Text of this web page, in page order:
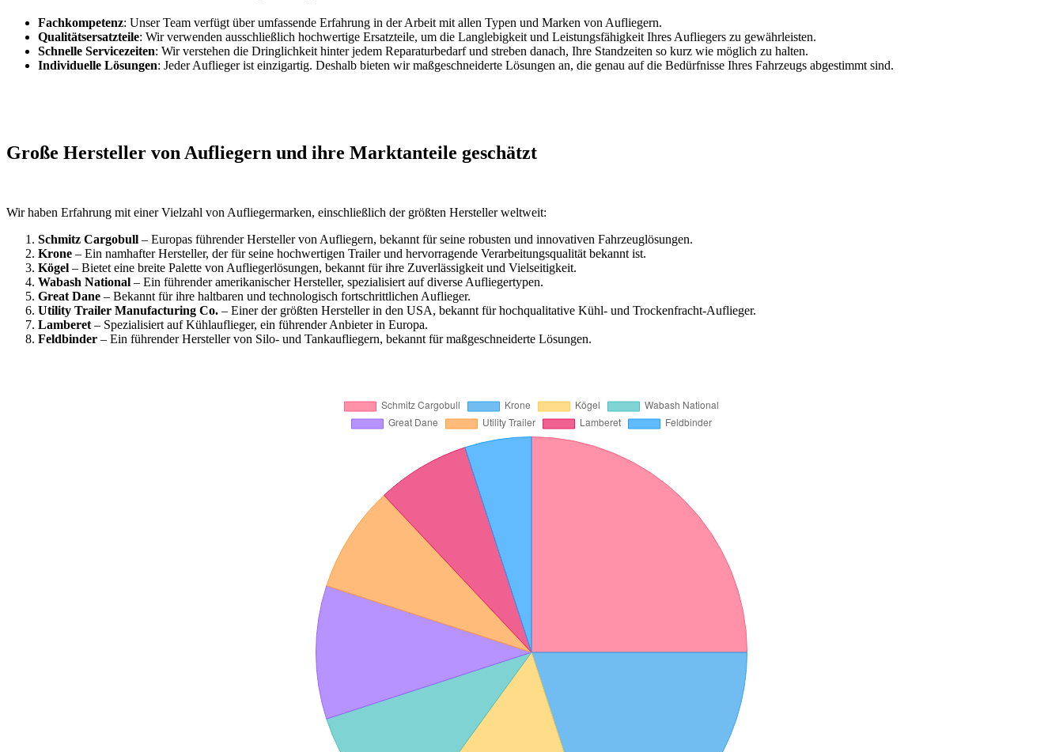
Fachkompetenz: Unser Team verfügt über umfassende Erfahrung in der Arbeit mit allen Typen und Marken von Aufliegern.
Qualitätsersatzteile: Wir verwenden ausschließlich hochwertige Ersatzteile, um die Langlebigkeit und Leistungsfähigkeit Ihres Aufliegers zu gewährleisten.
Schnelle Servicezeiten: Wir verstehen die Dringlichkeit hinter jedem Reparaturbedarf und streben danach, Ihre Standzeiten so kurz wie möglich zu halten.
Individuelle Lösungen: Jeder Auflieger ist einzigartig. Deshalb bieten wir maßgeschneiderte Lösungen an, die genau auf die Bedürfnisse Ihres Fahrzeugs abgestimmt sind.
Große Hersteller von Aufliegern und ihre Marktanteile geschätzt
Wir haben Erfahrung mit einer Vielzahl von Aufliegermarken, einschließlich der größten Hersteller weltweit:
Schmitz Cargobull – Europas führender Hersteller von Aufliegern, bekannt für seine robusten und innovativen Fahrzeuglösungen.
Krone – Ein namhafter Hersteller, der für seine hochwertigen Trailer und hervorragende Verarbeitungsqualität bekannt ist.
Kögel – Bietet eine breite Palette von Aufliegerlösungen, bekannt für ihre Zuverlässigkeit und Vielseitigkeit.
Wabash National – Ein führender amerikanischer Hersteller, spezialisiert auf diverse Aufliegertypen.
Great Dane – Bekannt für ihre haltbaren und technologisch fortschrittlichen Auflieger.
Utility Trailer Manufacturing Co. – Einer der größten Hersteller in den USA, bekannt für hochqualitative Kühl- und Trockenfracht-Auflieger.
Lamberet– Spezialisiert auf Kühlauflieger, ein führender Anbieter in Europa.
Feldbinder – Ein führender Hersteller von Silo- und Tankaufliegern, bekannt für maßgeschneiderte Lösungen.